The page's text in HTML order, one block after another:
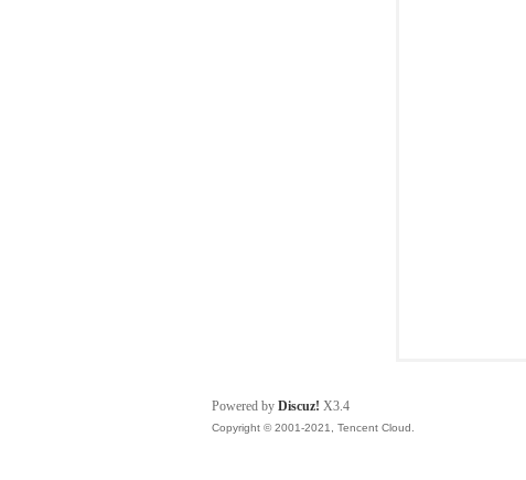
Powered by Discuz! X3.4
Copyright © 2001-2021, Tencent Cloud.